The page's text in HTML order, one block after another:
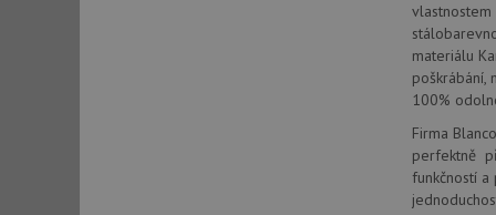
materiálu
poškrábání,
100%
Firma
perfektně
funkčností
_ga_9T91YFLEPX
__Secure-YNID